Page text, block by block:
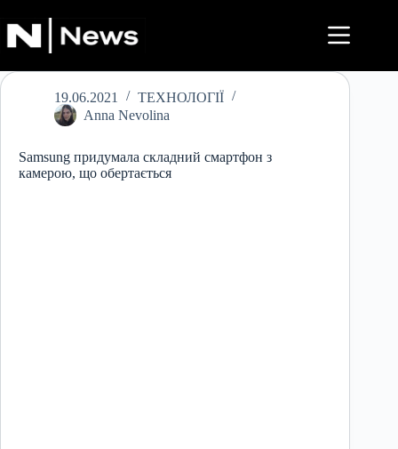
до
вмісту
19.06.2021
ТЕХНОЛОГІЇ
Anna Nevolina
Samsung придумала складний смартфон з
камерою, що обертається